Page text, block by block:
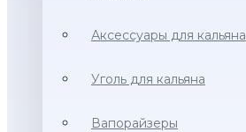
Аксессуары для кальяна
Уголь для кальяна
Вапорайзеры